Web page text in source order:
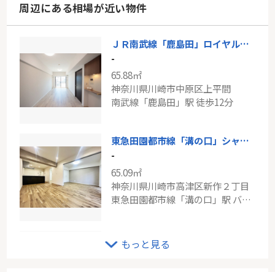
周辺にある相場が近い物件
ＪＲ南武線「鹿島田」ロイヤルコーポ新川崎壱番館
-
65.88㎡
神奈川県川崎市中原区上平間
南武線「鹿島田」駅 徒歩12分
東急田園都市線「溝の口」シャルム梶ヶ谷
-
65.09㎡
神奈川県川崎市高津区新作２丁目
東急田園都市線「溝の口」駅 バス7分 「新作八幡宮下」 停歩4分
-
もっと見る